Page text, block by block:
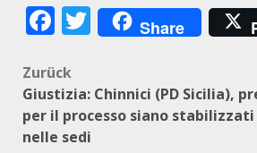
Facebook
Twitter
Share
Beitragsnavigation
Zurück
Giustizia: Chinnici (PD Sicilia),
per il processo siano
nelle sedi